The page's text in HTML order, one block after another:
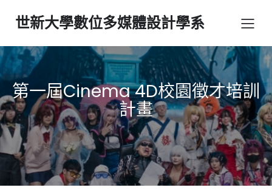
世新大學數位多媒體設計學系
第一屆Cinema 4D校園徵才培訓
計畫